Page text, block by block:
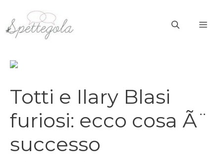
contenuto
Totti e Ilary Blasi
furiosi: ecco cosa Ã¨
successo